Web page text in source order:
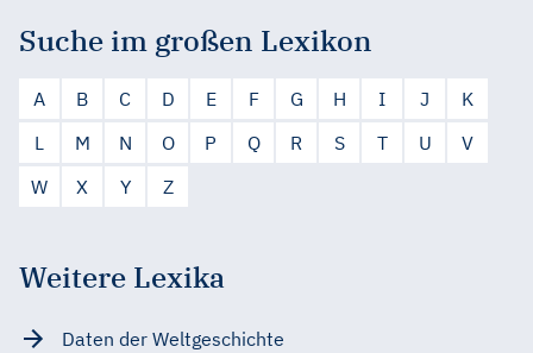
Suche im großen Lexikon
A B C D E F G H I J
K
L
M N O P Q R S T U
V
W
X Y Z
Weitere Lexika
Daten der Weltgeschichte